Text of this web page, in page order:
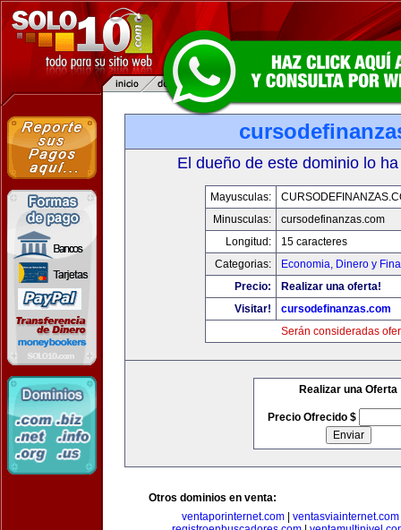
El dueño de este dominio lo
Mayusculas:
Minusculas:
cursodefinanzas.com
Longitud:
15 caracteres
Categorias:
Economia, Dinero y
Precio:
Realizar una oferta!
Visitar!
cursodefinanzas.com
Serán consideradas
Realizar una Oferta
Precio Ofrecido $
Otros dominios en venta:
ventaporinternet.com
ventasviainternet.com